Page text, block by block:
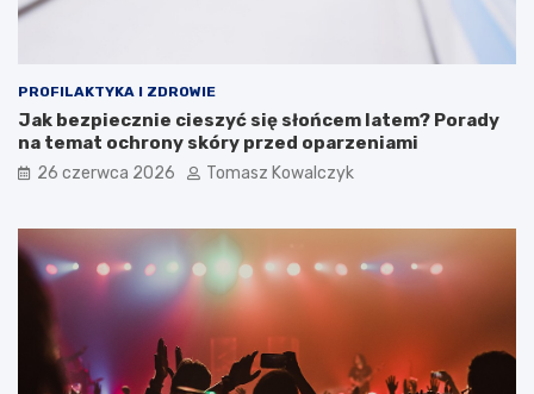
PROFILAKTYKA I ZDROWIE
Jak bezpiecznie cieszyć się słońcem latem? Porady
na temat ochrony skóry przed oparzeniami
26 czerwca 2026 Tomasz Kowalczyk